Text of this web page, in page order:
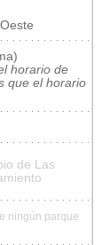
horario de
que el horario
de Las
ningún parque